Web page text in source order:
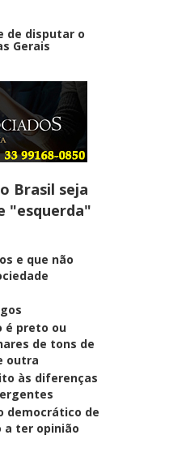
de disputar o
Gerais
entenda
escuta em
jovens no SUS
como
de Minas
têm até
Brasil seja
"esquerda"
e que não
é preto ou
de tons de
outra
às diferenças
democrático de
ter opinião